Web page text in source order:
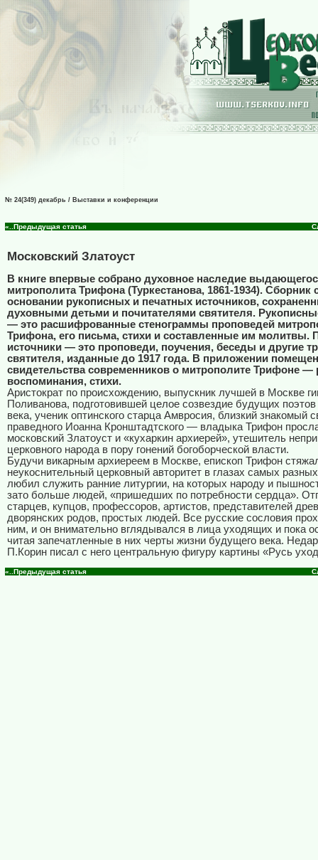
№ 24(349) декабрь / Выставки и конференции
«..Предыдущая статья
Московский Златоуст
В книге впервые собрано духовное наследие
митрополита Трифона (Туркестанова, 1861-1934). Сборник
основании рукописных и печатных источников,
духовными детьми и почитателями святителя.
— это расшифрованные стенограммы проповедей
Трифона, его письма, стихи и составленные им молитвы.
источники — это проповеди, поучения, беседы и другие
святителя, изданные до 1917 года. В приложении
свидетельства современников о митрополите Трифоне —
воспоминания, стихи.
Аристократ по происхождению, выпускник лучшей в Москве
Поливанова, подготовившей целое созвездие будущих
века, ученик оптинского старца Амвросия, близкий знакомый
праведного Иоанна Кронштадтского — владыка Трифон
московский Златоуст и «кухаркин архиерей», утешитель
церковного народа в пору гонений богоборческой власти.
Будучи викарным архиереем в Москве, епископ Трифон
неукоснительный церковный авторитет в глазах самых
любил служить ранние литургии, на которых народу и
зато больше людей, «пришедших по потребности сердца».
старцев, купцов, профессоров, артистов, представителей
дворянских родов, простых людей. Все русские сословия
ним, и он внимательно вглядывался в лица уходящих и пока
читая запечатленные в них черты жизни будущего века.
П.Корин писал с него центральную фигуру картины «Русь
«..Предыдущая статья